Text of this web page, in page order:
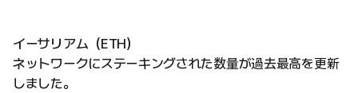
イーサリアム（ETH）
ネットワークにステーキングされた数量が過去最高を更新
しました。